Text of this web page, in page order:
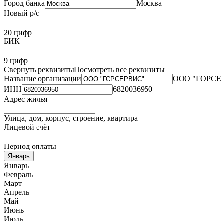
Город банка
Москва
Новый р/с
20 цифр
БИК
9 цифр
Свернуть реквизитыПосмотреть все реквизиты
Название организации
ООО
ИНН
6820036950
Адрес жилья
Улица, дом, корпус, строение, квартира
Лицевой счёт
Период оплаты
Январь
Январь
Февраль
Март
Апрель
Май
Июнь
Июль